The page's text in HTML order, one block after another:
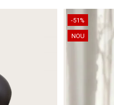
-51%
NOU